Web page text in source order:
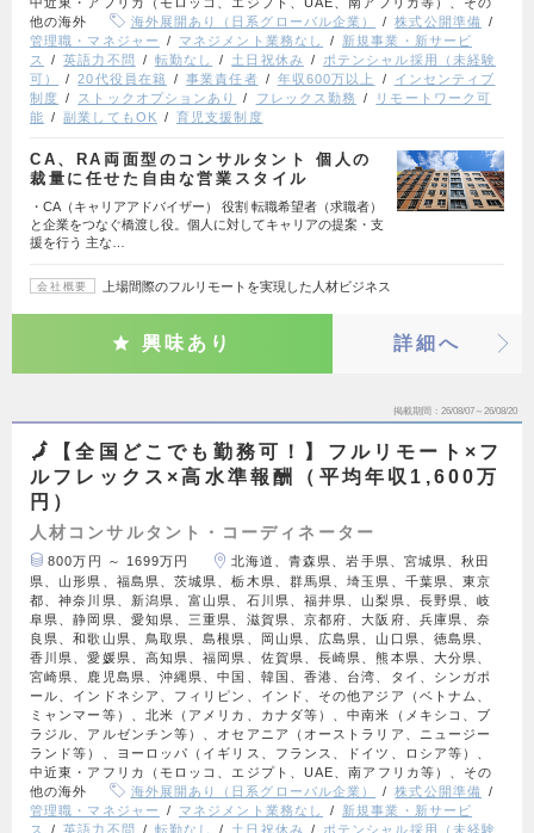
他の海外
海外展開あり（日系グローバル企業）
株式公開準備
管理職・マネジャー
マネジメント業務なし
新規事業・新サービ
ス
英語力不問 転勤なし 土日祝休み
ポテンシャル採用（未経験
可）
20代役員在籍 事業責任者 年収600万以上
インセンティブ
制度
ストックオプションあり フレックス勤務
リモートワーク可
能
副業してもOK 育児支援制度
CA、RA両面型のコンサルタント 個人の
裁量に任せた自由な営業スタイル
・CA（キャリアアドバイザー） 役割 転職希望者（求職者）
と企業をつなぐ橋渡し役。個人に対してキャリアの提案・支
援を行う 主な…
会社概要 上場間際のフルリモートを実現した人材ビジネス
興味あり 詳細へ
掲載期間 26/08/07～26/08/20
🗾【全国どこでも勤務可！】フルリモート×フ
ルフレックス×高水準報酬（平均年収1,600万
円）
人材コンサルタント・コーディネーター
800万円 ～ 1699万円
北海道、青森県、岩手県、宮城県、秋田
県、山形県、福島県、茨城県、栃木県、群馬県、埼玉県、千葉県、東京
都、神奈川県、新潟県、富山県、石川県、福井県、山梨県、長野県、岐
阜県、静岡県、愛知県、三重県、滋賀県、京都府、大阪府、兵庫県、奈
良県、和歌山県、鳥取県、島根県、岡山県、広島県、山口県、徳島県、
香川県、愛媛県、高知県、福岡県、佐賀県、長崎県、熊本県、大分県、
宮崎県、鹿児島県、沖縄県、中国、韓国、香港、台湾、タイ、シンガポ
ール、インドネシア、フィリピン、インド、その他アジア（ベトナム、
ミャンマー等）、北米（アメリカ、カナダ等）、中南米（メキシコ、ブ
ラジル、アルゼンチン等）、オセアニア（オーストラリア、ニュージー
ランド等）、ヨーロッパ（イギリス、フランス、ドイツ、ロシア等）、
中近東・アフリカ（モロッコ、エジプト、UAE、南アフリカ等）、その
他の海外
海外展開あり（日系グローバル企業）
株式公開準備
管理職・マネジャー
マネジメント業務なし
新規事業・新サービ
ス
英語力不問 転勤なし 土日祝休み
ポテンシャル採用（未経験